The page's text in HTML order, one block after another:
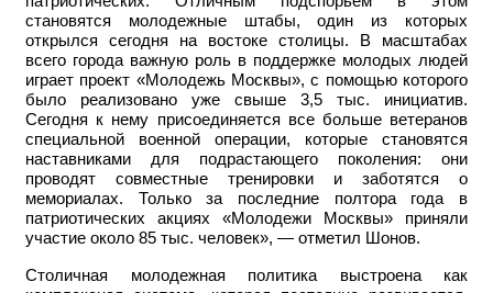
становятся молодежные штабы, один из которых
открылся сегодня на востоке столицы. В масштабах
всего города важную роль в поддержке молодых людей
играет проект «Молодежь Москвы», с помощью которого
было реализовано уже свыше 3,5 тыс. инициатив.
Сегодня к нему присоединяется все больше ветеранов
специальной военной операции, которые становятся
наставниками для подрастающего поколения: они
проводят совместные тренировки и заботятся о
мемориалах. Только за последние полтора года в
патриотических акциях «Молодежи Москвы» приняли
участие около 85 тыс. человек», — отметил Шонов.
Столичная молодежная политика выстроена как